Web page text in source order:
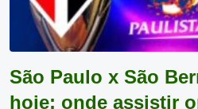
São Paulo x São
hoje: onde assistir